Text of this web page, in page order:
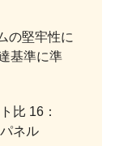
の堅牢性に
基準に準
比 16：
ネル